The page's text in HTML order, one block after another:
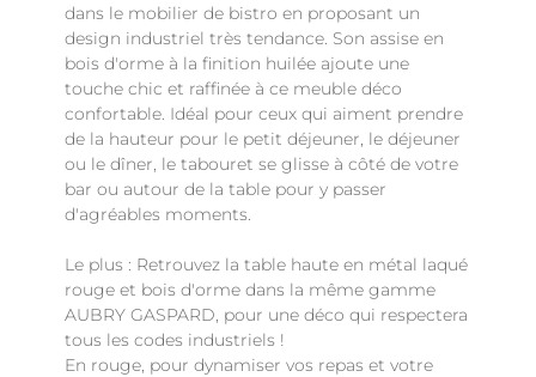
dans le mobilier de bistro en proposant un
design industriel très tendance. Son assise en
bois d'orme à la finition huilée ajoute une
touche chic et raffinée à ce meuble déco
confortable. Idéal pour ceux qui aiment prendre
de la hauteur pour le petit déjeuner, le déjeuner
ou le dîner, le tabouret se glisse à côté de votre
bar ou autour de la table pour y passer
d'agréables moments.
Le plus : Retrouvez la table haute en métal laqué
rouge et bois d'orme dans la même gamme
AUBRY GASPARD, pour une déco qui respectera
tous les codes industriels !
En rouge, pour dynamiser vos repas et votre